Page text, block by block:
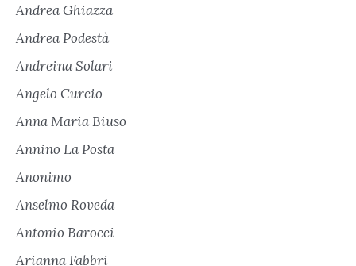
Andrea Ghiazza
Andrea Podestà
Andreina Solari
Angelo Curcio
Anna Maria Biuso
Annino La Posta
Anonimo
Anselmo Roveda
Antonio Barocci
Arianna Fabbri